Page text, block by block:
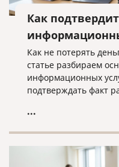
Как
Как не потерять
статье разбираем
информационных
подтверждать факт
прямой путь к
...